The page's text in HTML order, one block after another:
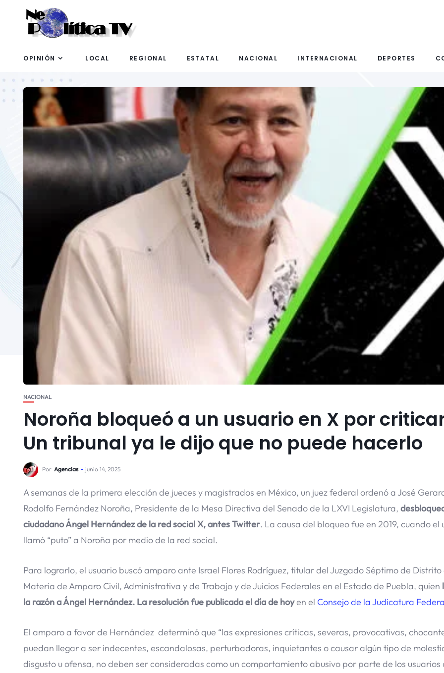
OPINIÓN LOCAL REGIONAL ESTATAL NACIONAL INTERNACIONAL DEPORTES
NACIONAL
Noroña bloqueó a un usuario en X por
Un tribunal ya le dijo que no puede hacerlo
Por Agencias junio 14, 2025
A semanas de la primera elección de jueces y magistrados en México, un juez federal ordenó a José
Rodolfo Fernández Noroña, Presidente de la Mesa Directiva del Senado de la LXVI Legislatura,
ciudadano Ángel Hernández de la red social X, antes Twitter. La causa del bloqueo fue en 2019, cuando el
llamó “puto” a Noroña por medio de la red social.
Para lograrlo, el usuario buscó amparo ante Israel Flores Rodríguez, titular del Juzgado Séptimo de Distrito
Materia de Amparo Civil, Administrativa y de Trabajo y de Juicios Federales en el Estado de Puebla, quien
la razón a Ángel Hernández. La resolución fue publicada el día de hoyen el Consejo de la Judicatura
El amparo a favor de Hernández determinó que “las expresiones críticas, severas, provocativas,
puedan llegar a ser indecentes, escandalosas, perturbadoras, inquietantes o causar algún tipo de
disgusto u ofensa, no deben ser consideradas como un comportamiento abusivo por parte de los usuarios